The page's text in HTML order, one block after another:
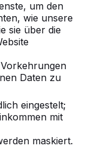
um den
wie unsere
sie über die
Daten zu
eingestelt;
mit
maskiert.